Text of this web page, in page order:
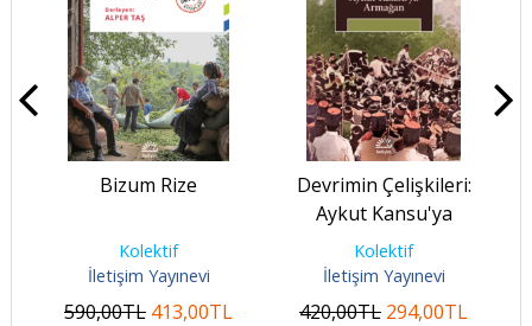
Bizum Rize
Kolektif
İletişim Yayınevi
590,00TL 413,00TL
Devrimin Çelişkileri:
Aykut Kansu'ya
Armağan
Kolektif
İletişim Yayınevi
420,00TL 294,00TL